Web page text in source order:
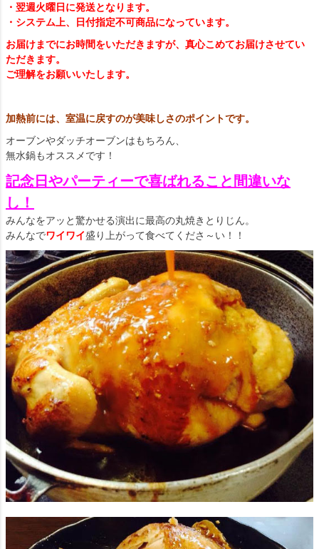
・翌週火曜日に発送となります。
・システム上、日付指定不可商品になっています。
お届けまでにお時間をいただきますが、真心こめてお届けさせてい
ただきます。
ご理解をお願いいたします。
加熱前には、室温に戻すのが美味しさのポイントです。
オーブンやダッチオーブンはもちろん、
無水鍋もオススメです！
記念日やパーティーで喜ばれること間違いな
し！
みんなをアッと驚かせる演出に最高の丸焼きとりじん。
みんなでワイワイ盛り上がって食べてくださ～い！！